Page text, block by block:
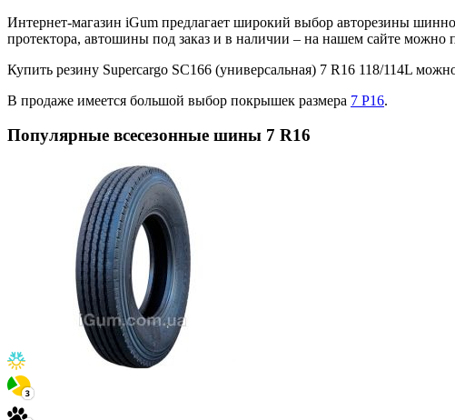
Интернет-магазин iGum предлагает широкий выбор авторезины
протектора, автошины под заказ и в наличии – на нашем сайте
Купить резину Supercargo SC166 (универсальная) 7 R16 118/114L
В продаже имеется большой выбор покрышек размера 7 Р16.
Популярные всесезонные шины 7 R16